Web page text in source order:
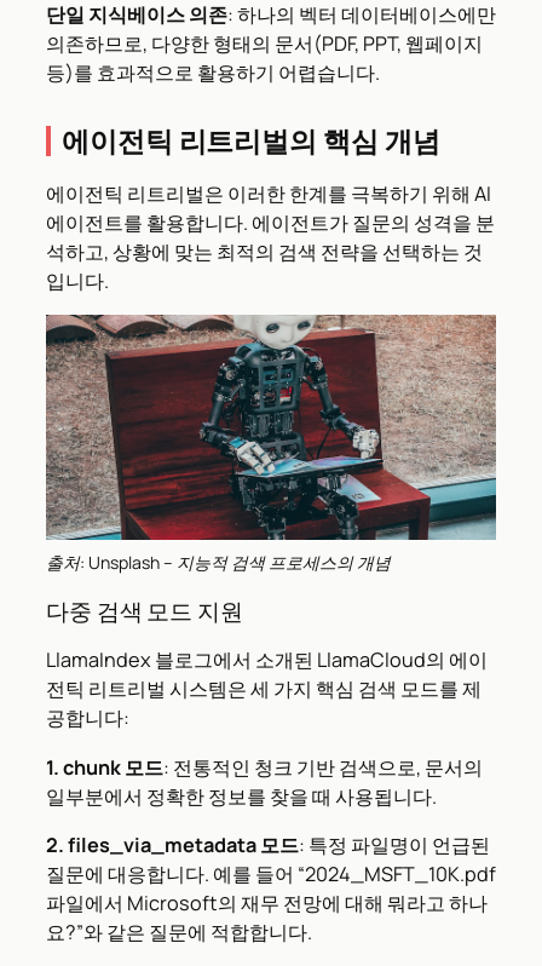
단일 지식베이스 의존: 하나의 벡터 데이터베이스에만
의존하므로, 다양한 형태의 문서(PDF, PPT, 웹페이지
등)를 효과적으로 활용하기 어렵습니다.
에이전틱 리트리벌의 핵심 개념
에이전틱 리트리벌은 이러한 한계를 극복하기 위해 AI
에이전트를 활용합니다. 에이전트가 질문의 성격을 분
석하고, 상황에 맞는 최적의 검색 전략을 선택하는 것
입니다.
출처: Unsplash – 지능적 검색 프로세스의 개념
다중 검색 모드 지원
LlamaIndex 블로그에서 소개된 LlamaCloud의 에이
전틱 리트리벌 시스템은 세 가지 핵심 검색 모드를 제
공합니다:
1. chunk 모드: 전통적인 청크 기반 검색으로, 문서의
일부분에서 정확한 정보를 찾을 때 사용됩니다.
2. files_via_metadata 모드: 특정 파일명이 언급된
질문에 대응합니다. 예를 들어 “2024_MSFT_10K.pdf
파일에서 Microsoft의 재무 전망에 대해 뭐라고 하나
요?”와 같은 질문에 적합합니다.